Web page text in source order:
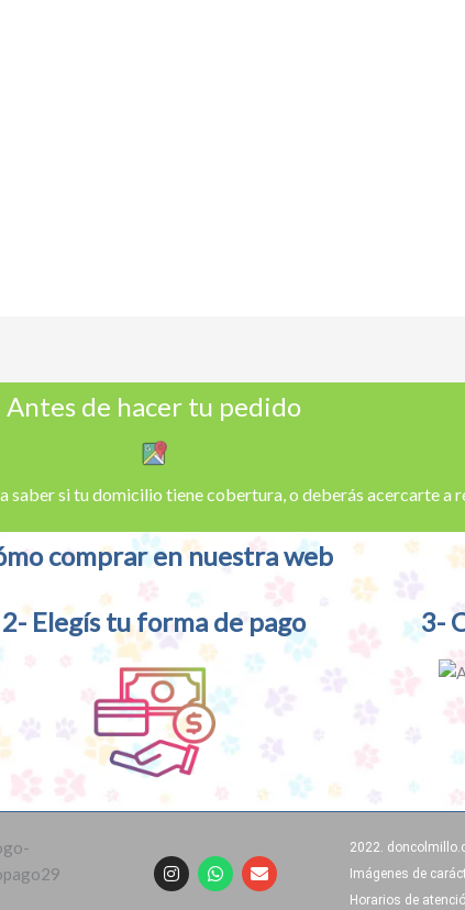
Antes de hacer tu pedido
saber si tu domicilio tiene cobertura, o deberás acercarte a
comprar en nuestra web
2- Elegís tu forma de pago 3-
I
n
W
h
E
n
2022.
Imágenes de
Horarios de